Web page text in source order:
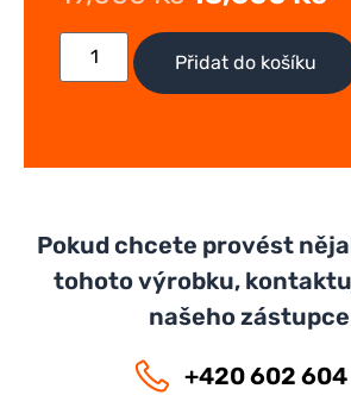
Přidat do košíku
Pokud chcete provést
tohoto výrobku,
našeho
+420 602